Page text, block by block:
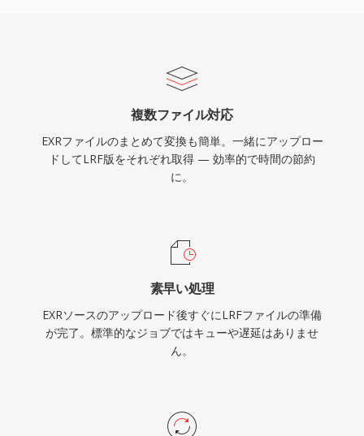
複数ファイル対応
EXRファイルのまとめて変換も簡単。一緒にアップロー
ドしてLRF版をそれぞれ取得 — 効率的で時間の節約
に。
素早い処理
EXRソースのアップロード後すぐにLRFファイルの準備
が完了。標準的なジョブではキューや遅延はありませ
ん。